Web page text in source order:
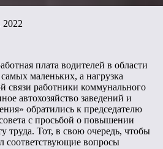
2022
плата водителей в области
маленьких, а нагрузка
связи работники коммунального
автохозяйство заведений и
обратились к председателю
с просьбой о повышении
труда. Тот, в свою очередь, чтобы
соответствующие вопросы